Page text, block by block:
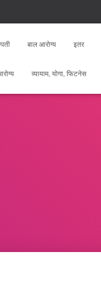
बाल आरोग्य इतर
व्यायाम, योगा, फिटनेस